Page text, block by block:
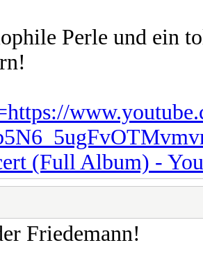
Perle und ein
(Full Album) -
Friedemann!